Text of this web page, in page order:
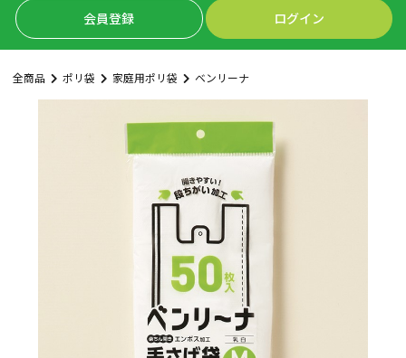
会員登録 ログイン
全商品 ポリ袋 家庭用ポリ袋 ベンリーナ